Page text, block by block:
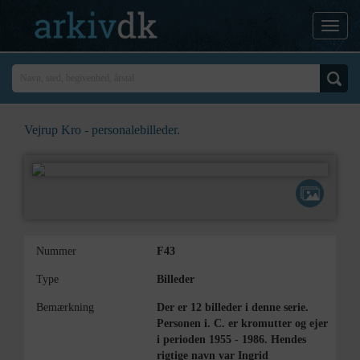
Vejrup Kro - personalebilleder.
Nummer F43
Type Billeder
Bemærkning
Der er 12 billeder i denne serie.
Personen i. C. er kromutter og ejer
i perioden 1955 - 1986. Hendes
rigtige navn var Ingrid